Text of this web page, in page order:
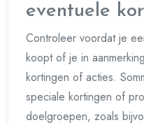
eventuele
Controleer voordat je
koopt of je in
kortingen of acties.
speciale kortingen of
doelgroepen, zoals